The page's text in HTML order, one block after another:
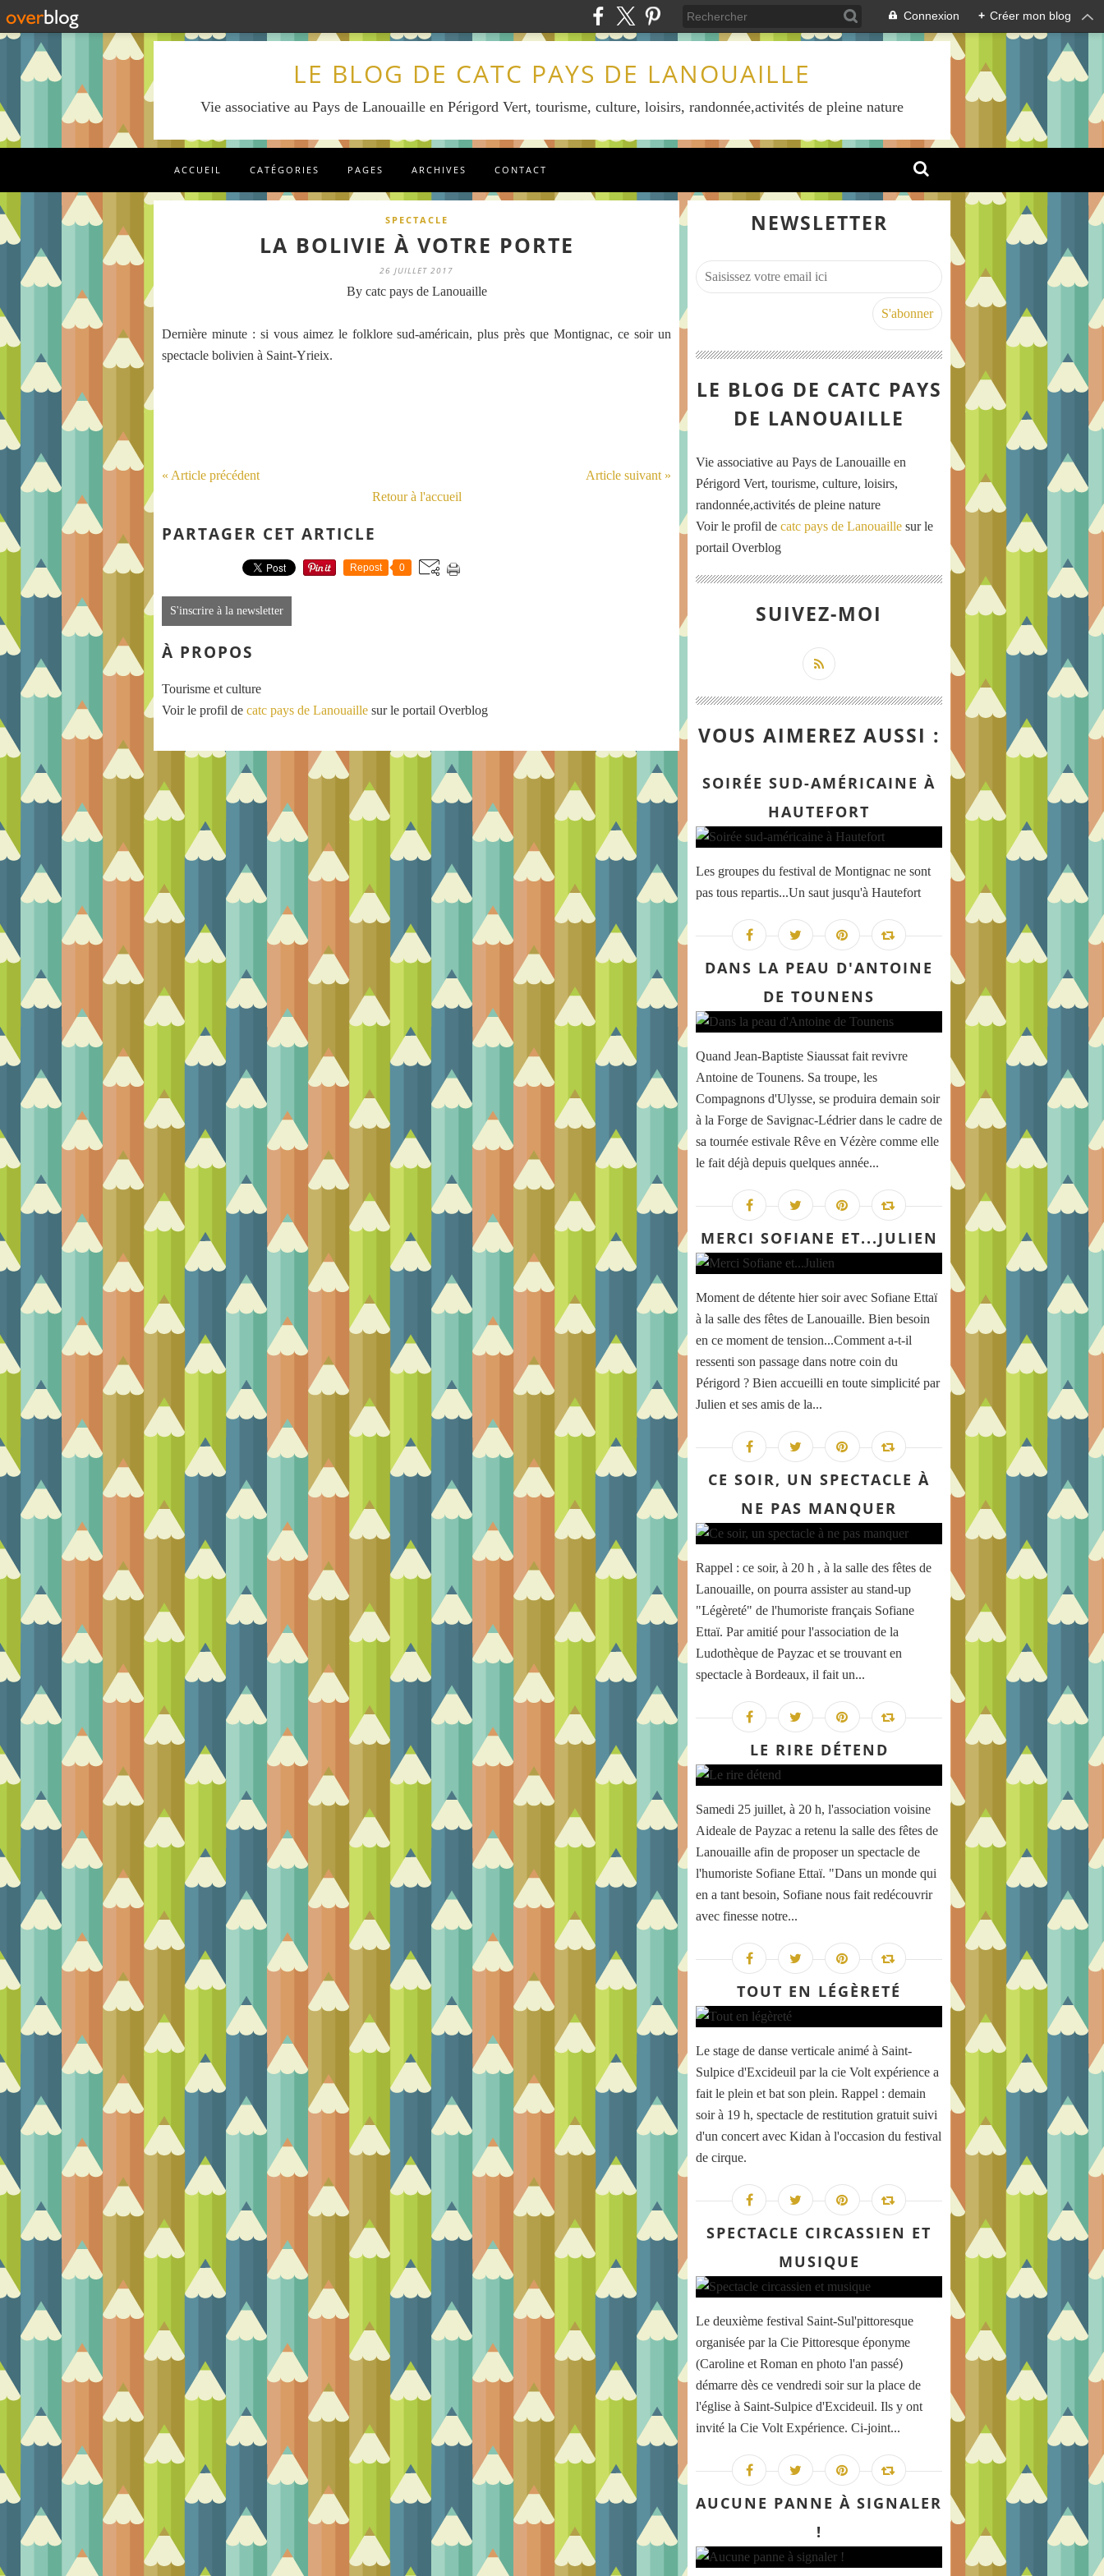
Connexion + Créer mon blog
LE BLOG DE CATC PAYS DE LANOUAILLE
Vie associative au Pays de Lanouaille en Périgord Vert, tourisme, culture, loisirs, randonnée,activités de pleine nature
ACCUEIL CATÉGORIES PAGES ARCHIVES CONTACT
SPECTACLE
LA BOLIVIE À VOTRE PORTE
26 JUILLET 2017
By catc pays de Lanouaille
Dernière minute : si vous aimez le folklore sud-américain, plus près que Montignac, ce soir un
spectacle bolivien à Saint-Yrieix.
« Article précédent
Article suivant »
Retour à l'accueil
PARTAGER CET ARTICLE
Repost 0
S'inscrire à la newsletter
À PROPOS
Tourisme et culture
Voir le profil de catc pays de Lanouaille sur le portail Overblog
NEWSLETTER
LE BLOG DE CATC PAYS
DE LANOUAILLE
Vie associative au Pays de Lanouaille en
Périgord Vert, tourisme, culture, loisirs,
randonnée,activités de pleine nature
Voir le profil de catc pays de Lanouaille sur le
portail Overblog
SUIVEZ-MOI
VOUS AIMEREZ AUSSI :
SOIRÉE SUD-AMÉRICAINE À
HAUTEFORT
Les groupes du festival de Montignac ne sont
pas tous repartis...Un saut jusqu'à Hautefort
DANS LA PEAU D'ANTOINE
DE TOUNENS
Quand Jean-Baptiste Siaussat fait revivre
Antoine de Tounens. Sa troupe, les
Compagnons d'Ulysse, se produira demain soir
à la Forge de Savignac-Lédrier dans le cadre de
sa tournée estivale Rêve en Vézère comme elle
le fait déjà depuis quelques année...
MERCI SOFIANE ET...JULIEN
Moment de détente hier soir avec Sofiane Ettaï
à la salle des fêtes de Lanouaille. Bien besoin
en ce moment de tension...Comment a-t-il
ressenti son passage dans notre coin du
Périgord ? Bien accueilli en toute simplicité par
Julien et ses amis de la...
CE SOIR, UN SPECTACLE À
NE PAS MANQUER
Rappel : ce soir, à 20 h , à la salle des fêtes de
Lanouaille, on pourra assister au stand-up
"Légèreté" de l'humoriste français Sofiane
Ettaï. Par amitié pour l'association de la
Ludothèque de Payzac et se trouvant en
spectacle à Bordeaux, il fait un...
LE RIRE DÉTEND
Samedi 25 juillet, à 20 h, l'association voisine
Aideale de Payzac a retenu la salle des fêtes de
Lanouaille afin de proposer un spectacle de
l'humoriste Sofiane Ettaï. "Dans un monde qui
en a tant besoin, Sofiane nous fait redécouvrir
avec finesse notre...
TOUT EN LÉGÈRETÉ
Le stage de danse verticale animé à Saint-
Sulpice d'Excideuil par la cie Volt expérience a
fait le plein et bat son plein. Rappel : demain
soir à 19 h, spectacle de restitution gratuit suivi
d'un concert avec Kidan à l'occasion du festival
de cirque.
SPECTACLE CIRCASSIEN ET
MUSIQUE
Le deuxième festival Saint-Sul'pittoresque
organisée par la Cie Pittoresque éponyme
(Caroline et Roman en photo l'an passé)
démarre dès ce vendredi soir sur la place de
l'église à Saint-Sulpice d'Excideuil. Ils y ont
invité la Cie Volt Expérience. Ci-joint...
AUCUNE PANNE À SIGNALER
!